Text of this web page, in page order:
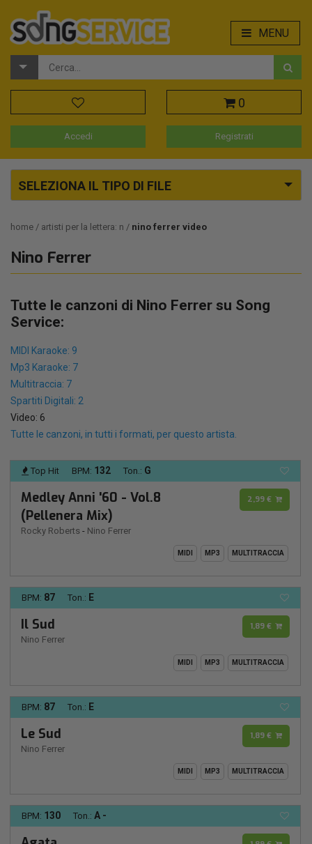
MENU
0
Accedi Registrati
SELEZIONA IL TIPO DI FILE
home artisti per la lettera: n nino ferrer video
Nino Ferrer
Tutte le canzoni di Nino Ferrer su Song
Service:
MIDI Karaoke: 9
Mp3 Karaoke: 7
Multitraccia: 7
Spartiti Digitali: 2
Video: 6
Tutte le canzoni, in tutti i formati, per questo artista.
Top Hit BPM: 132 Ton.: G
Medley Anni '60 - Vol.8
(Pellenera Mix)
Rocky Roberts - Nino Ferrer
2,99 €
MIDI MP3 MULTITRACCIA
BPM: 87 Ton.: E
Il Sud
Nino Ferrer
1,89 €
MIDI MP3 MULTITRACCIA
BPM: 87 Ton.: E
Le Sud
Nino Ferrer
1,89 €
MIDI MP3 MULTITRACCIA
BPM: 130 Ton.: A -